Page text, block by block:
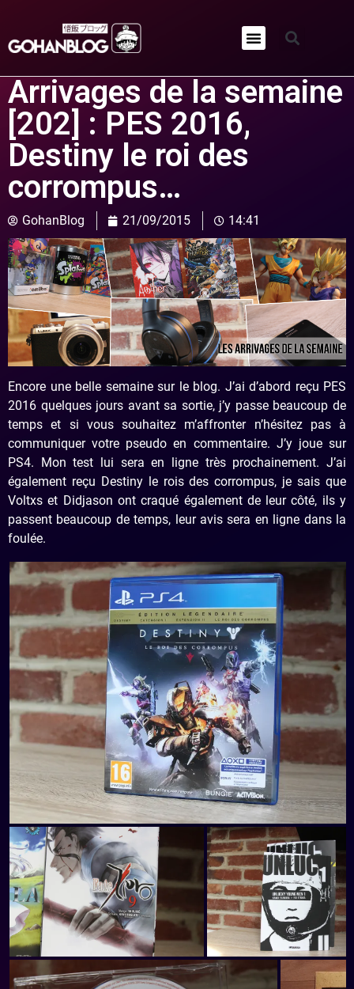
Arrivages de la semaine
[202] : PES 2016,
Destiny le roi des
corrompus…
GohanBlog 21/09/2015 14:41
Encore une belle semaine sur le blog. J’ai d’abord reçu PES
2016 quelques jours avant sa sortie, j’y passe beaucoup de
temps et si vous souhaitez m’affronter n’hésitez pas à
communiquer votre pseudo en commentaire. J’y joue sur
PS4. Mon test lui sera en ligne très prochainement. J’ai
également reçu Destiny le rois des corrompus, je sais que
Voltxs et Didjason ont craqué également de leur côté, ils y
passent beaucoup de temps, leur avis sera en ligne dans la
foulée.